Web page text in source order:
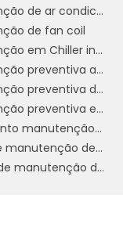
de fan
sistema de
ambiente.
oferece
do simples
é amelhoria
Manutenção de ar condicionado industrial
de fan coil
Manutenção em Chiller industrial
Manutenção preventiva ar condicionado
Manutenção preventiva de ar condicionado VRF
Manutenção preventiva em Chiller
Orçamento manutenção ar condicionado
Preço de manutenção de ar condicionado
Serviço de manutenção de ar condicionado